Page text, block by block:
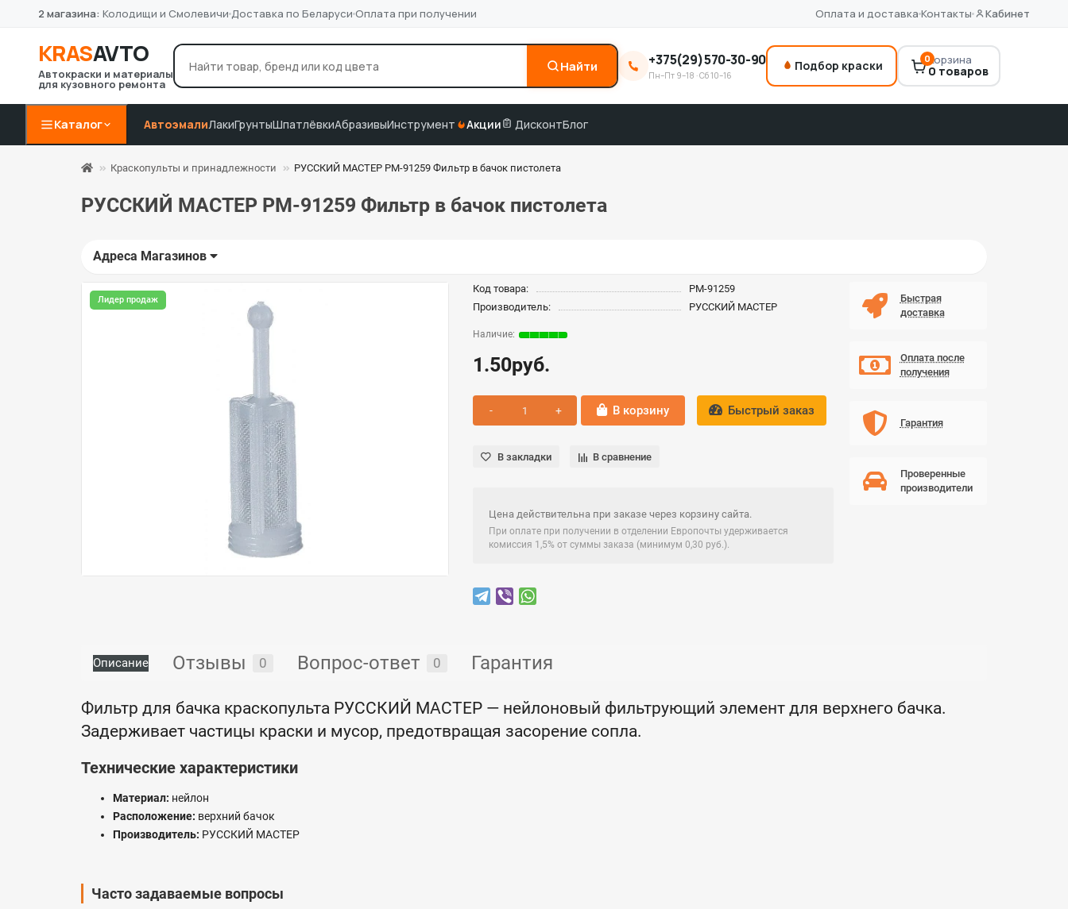
2 магазина: Колодищи и Смолевичи Доставка по Беларуси Оплата при получении Оплата и доставка Контакты Кабинет
KRASAVTO
Автокраски и материалы
для кузовного ремонта
Найти
Например: лак Novol грунт 4+1 P80 3M краска по коду подбор по VIN
+375(29)570-30-90
Пн–Пт 9–18 · Сб 10–16
Подбор краски 0Корзина
0 товаров
Каталог АвтоэмалиЛакиГрунтыШпатлёвкиАбразивыИнструмент Акции ДисконтБлог
Краскопульты и принадлежности РУССКИЙ МАСТЕР РМ-91259 Фильтр в бачок пистолета
РУССКИЙ МАСТЕР РМ-91259 Фильтр в бачок пистолета
Адреса Магазинов
Лидер продаж
Код товара:
РМ-91259
Производитель:
РУССКИЙ МАСТЕР
1.50руб.
В корзину Быстрый заказ
В закладки В сравнение
Цена действительна при заказе через корзину сайта.
При оплате при получении в отделении Европочты удерживается
комиссия 1,5% от суммы заказа (минимум 0,30 руб.).
Быстрая
доставка
Оплата после
получения
Гарантия
Проверенные
производители
Описание Отзывы 0 Вопрос-ответ 0 Гарантия
Фильтр для бачка краскопульта РУССКИЙ МАСТЕР — нейлоновый фильтрующий элемент для верхнего бачка.
Задерживает частицы краски и мусор, предотвращая засорение сопла.
Технические характеристики
Материал: нейлон
Расположение: верхний бачок
Производитель: РУССКИЙ МАСТЕР
Часто задаваемые вопросы